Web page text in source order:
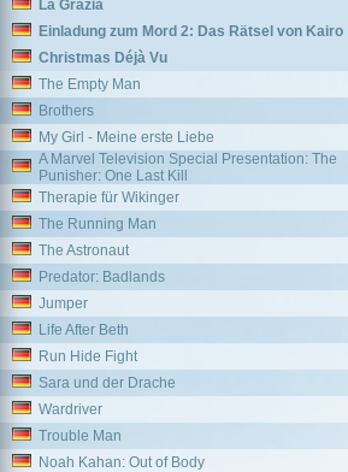
La Grazia
Einladung zum Mord 2: Das Rätsel von Kairo
Christmas Déjà Vu
The Empty Man
Brothers
My Girl - Meine erste Liebe
A Marvel Television Special Presentation: The
Punisher: One Last Kill
Therapie für Wikinger
The Running Man
The Astronaut
Predator: Badlands
Jumper
Life After Beth
Run Hide Fight
Sara und der Drache
Wardriver
Trouble Man
Noah Kahan: Out of Body